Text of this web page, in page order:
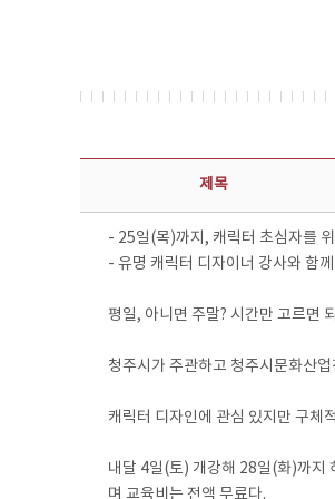
보도자료 상세보기 - 제목, 담당부서, 담당자, 담당연락처, 내용, 첨부파일 정보 제공
제목
- 25일(목)까지, 캐릭터 초심자를
- 유명 캐릭터 디자이너 강사와 함
평일, 아니면 주말? 시간만 고르면
청주시가 주관하고 청주시문화산
캐릭터 디자인에 관심 있지만 구체
내달 4일(토) 개강해 28일(화)까지
며 교육비는 전액 무료다.